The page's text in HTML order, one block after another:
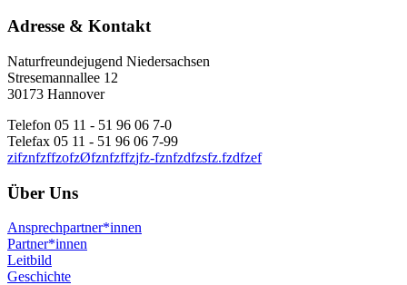
Adresse & Kontakt
Naturfreundejugend Niedersachsen
Stresemannallee 12
30173 Hannover
Telefon 05 11 - 51 96 06 7-0
Telefax 05 11 - 51 96 06 7-99
zifznfzffzofzØfznfzffzjfz-fznfzdfzsfz.fzdfzef
Über Uns
Ansprechpartner*innen
Partner*innen
Leitbild
Geschichte